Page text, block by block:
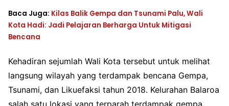
Baca Juga: Kilas Balik Gempa dan Tsunami Palu, Wali
Kota Hadi: Jadi Pelajaran Berharga Untuk Mitigasi
Bencana
Kehadiran sejumlah Wali Kota tersebut untuk melihat
langsung wilayah yang terdampak bencana Gempa,
Tsunami, dan Likuefaksi tahun 2018. Kelurahan Balaroa
salah satu lokasi yang terparah terdampak gempa